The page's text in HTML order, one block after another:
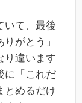
いて、最後
がとう」
り違います
に「これだ
とめるだけ